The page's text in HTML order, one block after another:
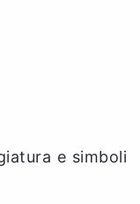
e simboli